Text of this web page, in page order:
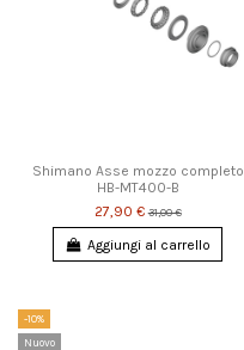
Shimano Asse mozzo completo
HB-MT400-B
27,90 € 31,00 €
Aggiungi al carrello
-10%
Nuovo